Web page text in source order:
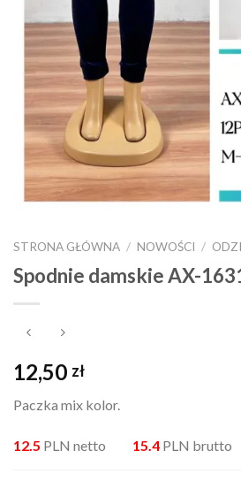
STRONA GŁÓWNA / NOWOŚCI /
Spodnie damskie AX-
12,50 zł
Paczka mix kolor.
12.5 PLN netto 15.4 PLN brutto